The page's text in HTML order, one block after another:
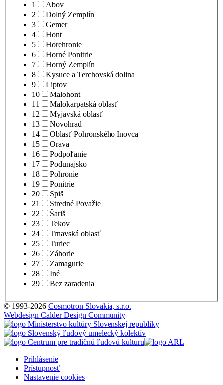
1
Abov
2
Dolný Zemplín
3
Gemer
4
Hont
5
Horehronie
6
Horné Ponitrie
7
Horný Zemplín
8
Kysuce a Terchovská dolina
9
Liptov
10
Malohont
11
Malokarpatská oblasť
12
Myjavská oblasť
13
Novohrad
14
Oblasť Pohronského Inovca
15
Orava
16
Podpoľanie
17
Podunajsko
18
Pohronie
19
Ponitrie
20
Spiš
21
Stredné Považie
22
Šariš
23
Tekov
24
Trnavská oblasť
25
Turiec
26
Záhorie
27
Zamagurie
28
Iné
29
Bez zaradenia
© 1993-2026 Cosmotron Slovakia, s.r.o.
Webdesign Calder Design Community
Prihlásenie
Prístupnosť
Nastavenie cookies